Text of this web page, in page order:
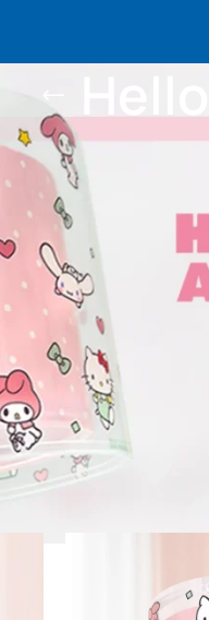
Melody και